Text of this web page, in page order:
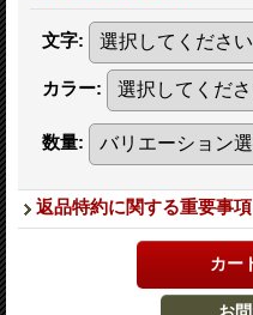
文字:
カラー:
数量:
返品特約に関する重要事項